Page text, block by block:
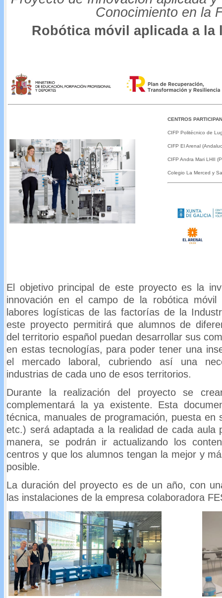
Conocimiento en la
Robótica móvil aplicada a la
CENTROS
CIFP Politécnico de
CIFP El Arenal
CIFP Andra Mari LHII
Colegio La Merced y
El objetivo principal de este proyecto es la
innovación en el campo de la robótica
labores logísticas de las factorías de la
este proyecto permitirá que alumnos de
del territorio español puedan desarrollar sus
en estas tecnologías, para poder tener una
el mercado laboral, cubriendo así una
industrias de cada uno de esos territorios.
Durante la realización del proyecto se
complementará la ya existente. Esta
técnica, manuales de programación, puesta en
etc.) será adaptada a la realidad de cada aula
manera, se podrán ir actualizando los
centros y que los alumnos tengan la mejor y
posible.
La duración del proyecto es de un año, con
las instalaciones de la empresa colaboradora